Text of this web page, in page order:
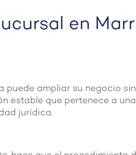
en
puede ampliar su negocio
estable que pertenece a
jurídica.